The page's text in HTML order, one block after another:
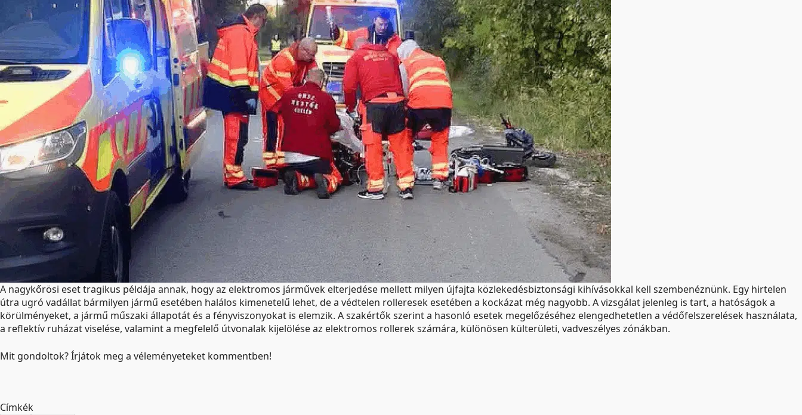
A nagykőrösi eset tragikus példája annak, hogy az elektromos járművek elterjedése mellett milyen újfajta közlekedésbiztonsági kihívásokkal kell szembenéznünk. Egy hirtelen
útra ugró vadállat bármilyen jármű esetében halálos kimenetelű lehet, de a védtelen rolleresek esetében a kockázat még nagyobb. A vizsgálat jelenleg is tart, a hatóságok a
körülményeket, a jármű műszaki állapotát és a fényviszonyokat is elemzik. A szakértők szerint a hasonló esetek megelőzéséhez elengedhetetlen a védőfelszerelések használata,
a reflektív ruházat viselése, valamint a megfelelő útvonalak kijelölése az elektromos rollerek számára, különösen külterületi, vadveszélyes zónákban.
Mit gondoltok? Írjátok meg a véleményeteket kommentben!
Címkék